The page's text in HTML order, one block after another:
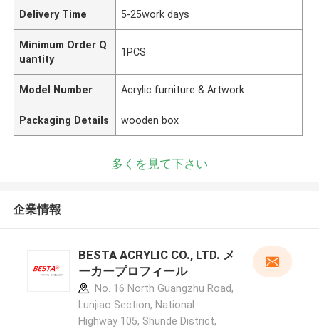
Delivery Time 5-25work days
Minimum Order Q
uantity
1PCS
Model Number Acrylic furniture & Artwork
Packaging Details wooden box
多くを見て下さい
企業情報
BESTA ACRYLIC CO., LTD. メ
ーカープロフィール
No. 16 North Guangzhu Road,
Lunjiao Section, National
Highway 105, Shunde District,